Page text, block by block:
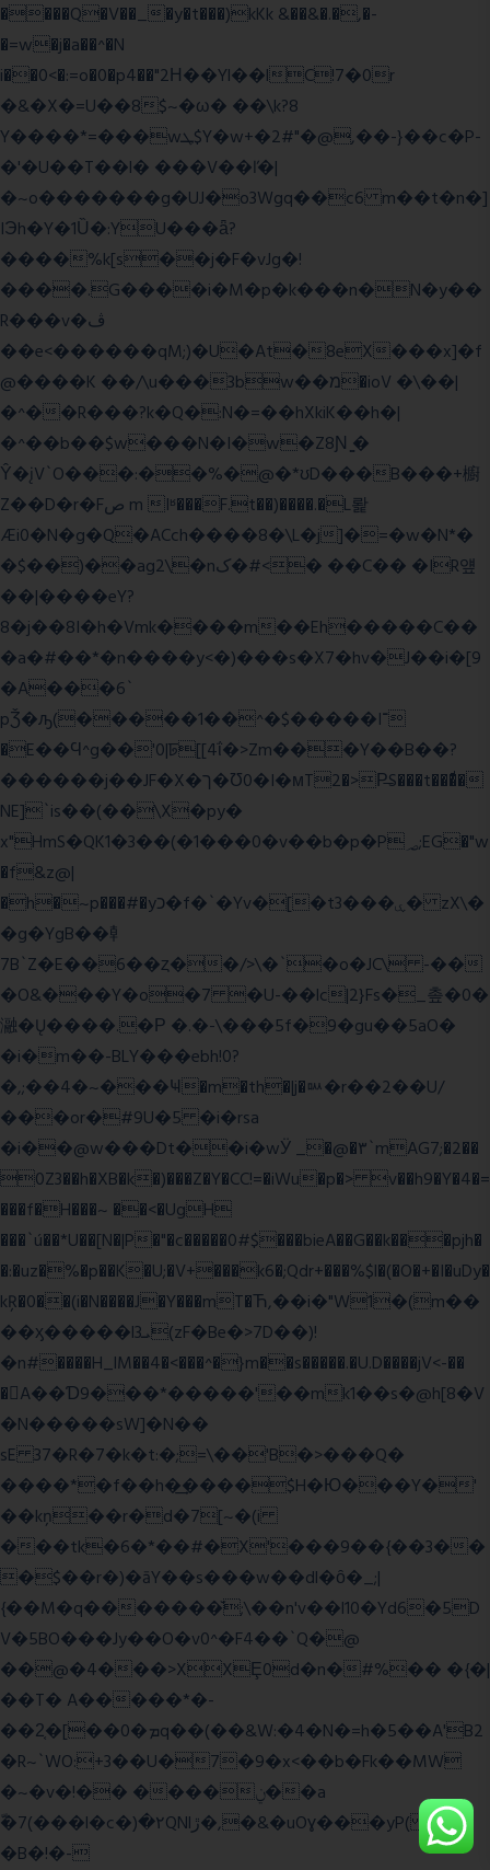
����Q�V��_�y�t���)kKk &��&�.�,�-
�=w�j�a��^�N
i��0<�:=o�0�p4��"2Η��Yl��lC!7�0r
�&�X�=U��8$~�ω� ��\k?8
Y����*=���wܛ$Y�w+�2#"�@,��-}��c�P-
�'�U��T��l� ���V��ľ�|
�~o�������g�UJ�o3Wgq��c6 m��t�n�]
IЭh�Y�1Ȕ�:YU���ǟ?
����%k[s��j�F�vJg�!
����.G����i�M�p�k���n�N�y��
R���v�ڤ
��e<������qM;)�U�At�8eX���x]�f
@����K ��/\u���3bw��מ�ioV �\��|
�^��R���?k�Q�:N�=��hXkiK��h�|
�^��b��$w���N�I�w�Z8Ɲ ͚�
Ŷ�įV`O���:��%�@�*ʊD���B���+櫥
Z��D�r�Fص m Iʶ���F.t��)����.�L뢅
Æi0�N�g�Q�ACch����8�\L�j]�=�w�N*�
�$��)��ag2\�nک�#<� ��C�� �IR얲
��|����eY?
8�j��8I�h�Vmk����m��Eh�����C��
�a�#��*�n����y<�)���s�X7�hv�J��i�[9
�A���6`
pǮ�ԡ(�����1��^�$�����I־
�E��Ϥ^g��'0|ꠓ[[4ΐ�>Zm���Y��B��?
������j��JF�X�ך�Ʊ0�I�мT2�>P̶S���t���ͩ�
NE]`is��(��\X�py�
x"HmS�QK1�3��(�1���0�v��b�p�P؃;EG�"w
�f&z@|
�h�~p���#�yכ�f�`�Yv�[�t3���ۑ� zX\�
�g�YgB��龺
7B`Z�E��6��ȥ��/>\�`�o�JC\ -��
�O&���Y�o�7 �U-��lc|2}Fs�_촢�0�
瀜�Ų����.�Ρ �.�-\���5f�9�gu��5aO�
�i�m��-BLY���ebh!0?
�,;��4�~���Ҹ�m�th�|j�ᇞ�r��2��U/
���or�#9U�5 �i�rsa
�i��@w���Dt��i�wӰ _�@�٣`mAG7;�2��
0Z3��h�XB�k�)���Z�Y�CC!=�iWu�p�> v��h9�Y�4�=
���f�H���~ ��<�UgH
���`ú��*U��[N�|P�"�c�����0#$���bieA��G��k���pjh�
�:�uz�%�p��K�U;�V+���k6�;Qdr+���%$l�(�O�+�I�uDy�
kŖ�0��(i�N����J�Y���mT�Ћ,��i�"W1�(m��
��ӽ�����l3ܝ(zF�Be�>7D��)!
�n#����H_lM��4�<���^�}m��s�����.�U.D����jV<-��
�A��Ɗ9���*�����'��mk1��s�@h[8�V
�N�����sW]�N��
sE 37�R�7�k�t:�;=\��'B�>���Q�
����*�f��h�͢����$H�Ю���Y�'
��kņ��r�d�7[~�(i
���tk�6�*��#�X'���9��{��3��
�$��r�)�āY��s���w��dl�ȏ�_;|
{��M�q�������̆;\��n'v��l10�Yd6�5D
V�5BO���Jy��O�v0^�F4��`Q�@
��@�4���>XXȨ0d�n�#%�� �{�|
��T� A�����*�-
��2͔�[��0�ܡq��(��&W:�4�N�=h�5��A'B2
�R~`WO:+3��U�7�9�x<��b�Fk��MW
�~�v�!�� ����ݧ��a
ّ�7(���l�c�)�۲QNlڙ�,�&�uOɣ���yP( z�D|
�B�!�-